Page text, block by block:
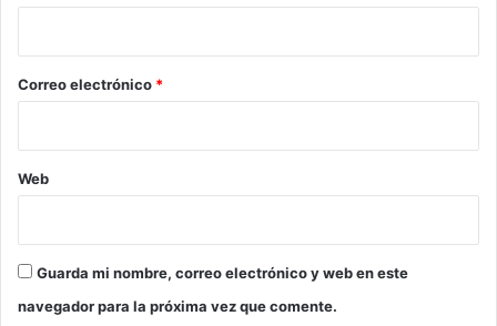
*
Correo electrónico *
Web
Guarda mi nombre, correo electrónico y web en este
navegador para la próxima vez que comente.